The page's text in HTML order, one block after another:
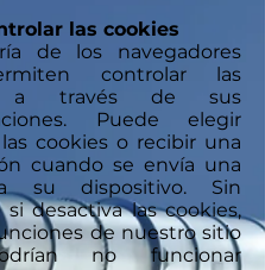
las cookies
de los navegadores
controlar las
a través de sus
Puede elegir
cookies o recibir una
cuando se envía una
su dispositivo. Sin
si desactiva las cookies,
de nuestro sitio
no funcionar